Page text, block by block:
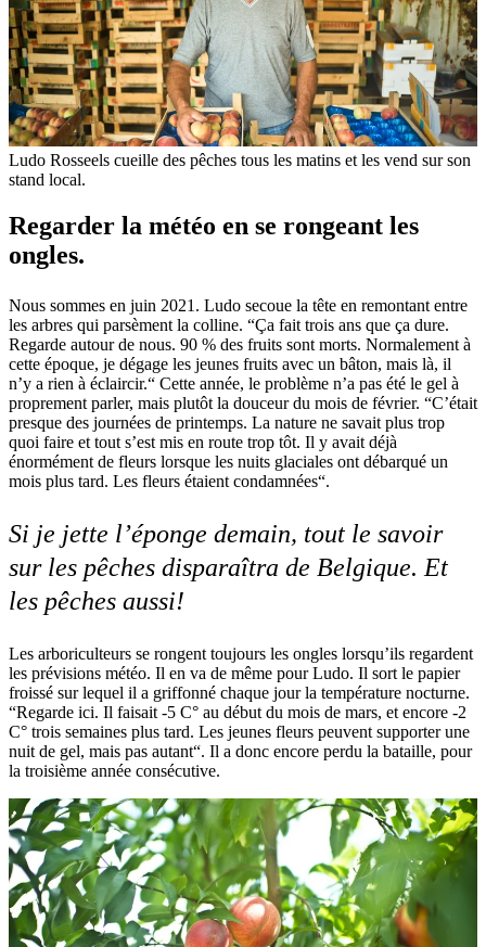
Ludo Rosseels cueille des pêches tous les matins et les vend sur son
stand local.
Regarder la météo en se rongeant les
ongles.
Nous sommes en juin 2021. Ludo secoue la tête en remontant entre
les arbres qui parsèment la colline. “Ça fait trois ans que ça dure.
Regarde autour de nous. 90 % des fruits sont morts. Normalement à
cette époque, je dégage les jeunes fruits avec un bâton, mais là, il
n’y a rien à éclaircir.“ Cette année, le problème n’a pas été le gel à
proprement parler, mais plutôt la douceur du mois de février. “C’était
presque des journées de printemps. La nature ne savait plus trop
quoi faire et tout s’est mis en route trop tôt. Il y avait déjà
énormément de fleurs lorsque les nuits glaciales ont débarqué un
mois plus tard. Les fleurs étaient condamnées“.
Si je jette l’éponge demain, tout le savoir
sur les pêches disparaîtra de Belgique. Et
les pêches aussi!
Les arboriculteurs se rongent toujours les ongles lorsqu’ils regardent
les prévisions météo. Il en va de même pour Ludo. Il sort le papier
froissé sur lequel il a griffonné chaque jour la température nocturne.
“Regarde ici. Il faisait -5 C° au début du mois de mars, et encore -2
C° trois semaines plus tard. Les jeunes fleurs peuvent supporter une
nuit de gel, mais pas autant“. Il a donc encore perdu la bataille, pour
la troisième année consécutive.